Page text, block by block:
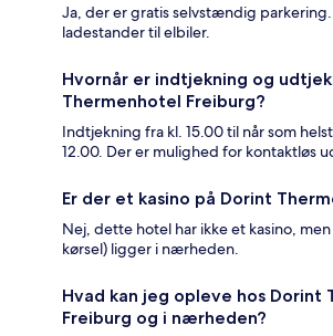
Ja, der er gratis selvstændig
ladestander til elbiler.
Hvornår er indtjekning og
Thermenhotel Freiburg?
Indtjekning fra kl. 15.00 til når som
12.00. Der er mulighed for kontaktløs
Er der et kasino på Dorint
Nej, dette hotel har ikke et kasino, men
kørsel) ligger i nærheden.
Hvad kan jeg opleve hos Dorint
Freiburg og i nærheden?